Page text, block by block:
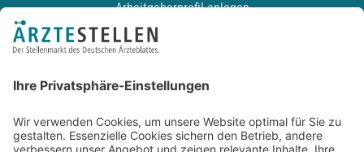
Arbeitgeberprofil anlegen
Recruiting-Podcast
Kontakt
Datenschutz